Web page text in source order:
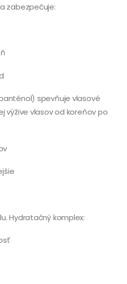
zabezpečuje:
spevňuje vlasové
výžive vlasov od koreňov po
Hydratačný komplex: